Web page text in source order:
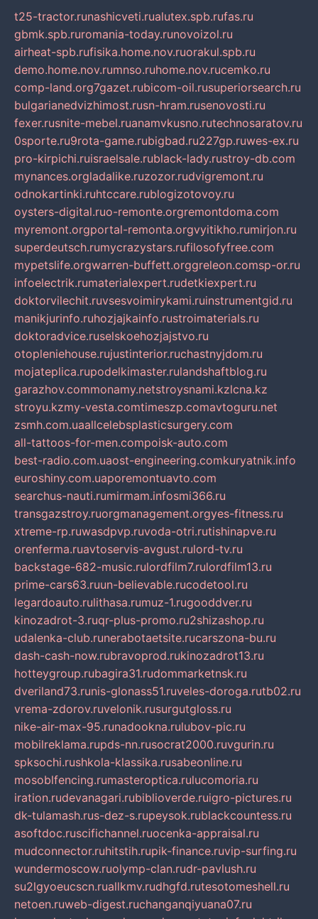
t25-tractor.runashicveti.rualutex.spb.rufas.ru
gbmk.spb.ruromania-today.runovoizol.ru
airheat-spb.rufisika.home.nov.ruorakul.spb.ru
demo.home.nov.rumnso.ruhome.nov.rucemko.ru
comp-land.org7gazet.rubicom-oil.rusuperiorsearch.ru
bulgarianedvizhimost.rusn-hram.rusenovosti.ru
fexer.rusnite-mebel.ruanamvkusno.rutechnosaratov.ru
0sporte.ru9rota-game.rubigbad.ru227gp.ruwes-ex.ru
pro-kirpichi.ruisraelsale.rublack-lady.rustroy-db.com
mynances.orgladalike.ruzozor.rudvigremont.ru
odnokartinki.ruhtccare.rublogizotovoy.ru
oysters-digital.ruo-remonte.orgremontdoma.com
myremont.orgportal-remonta.orgvyitikho.rumirjon.ru
superdeutsch.rumycrazystars.rufilosofyfree.com
mypetslife.orgwarren-buffett.orggreleon.comsp-or.ru
infoelectrik.rumaterialexpert.rudetkiexpert.ru
doktorvilechit.ruvsesvoimirykami.ruinstrumentgid.ru
manikjurinfo.ruhozjajkainfo.rustroimaterials.ru
doktoradvice.ruselskoehozjajstvo.ru
otopleniehouse.rujustinterior.ruchastnyjdom.ru
mojateplica.rupodelkimaster.rulandshaftblog.ru
garazhov.commonamy.netstroysnami.kzlcna.kz
stroyu.kzmy-vesta.comtimeszp.comavtoguru.net
zsmh.com.uaallcelebsplasticsurgery.com
all-tattoos-for-men.compoisk-auto.com
best-radio.com.uaost-engineering.comkuryatnik.info
euroshiny.com.uaporemontuavto.com
searchus-nauti.rumirmam.infosmi366.ru
transgazstroy.ruorgmanagement.orgyes-fitness.ru
xtreme-rp.ruwasdpvp.ruvoda-otri.rutishinapve.ru
orenferma.ruavtoservis-avgust.rulord-tv.ru
backstage-682-music.rulordfilm7.rulordfilm13.ru
prime-cars63.ruun-believable.rucodetool.ru
legardoauto.rulithasa.rumuz-1.rugooddver.ru
kinozadrot-3.ruqr-plus-promo.ru2shizashop.ru
udalenka-club.runerabotaetsite.rucarszona-bu.ru
dash-cash-now.rubravoprod.rukinozadrot13.ru
hotteygroup.rubagira31.rudommarketnsk.ru
dveriland73.runis-glonass51.ruveles-doroga.rutb02.ru
vrema-zdorov.ruvelonik.rusurgutgloss.ru
nike-air-max-95.runadookna.rulubov-pic.ru
mobilreklama.rupds-nn.rusocrat2000.ruvgurin.ru
spksochi.rushkola-klassika.rusabeonline.ru
mosoblfencing.rumasteroptica.rulucomoria.ru
iration.rudevanagari.rubiblioverde.ruigro-pictures.ru
dk-tulamash.rus-dez-s.rupeysok.rublackcountess.ru
asoftdoc.ruscifichannel.ruocenka-appraisal.ru
mudconnector.ruhitstih.rupik-finance.ruvip-surfing.ru
wundermoscow.ruolymp-clan.rudr-pavlush.ru
su2lgyoeucscn.ruallkmv.rudhgfd.rutesotomeshell.ru
netoen.ruweb-digest.ruchanganqiyuana07.ru